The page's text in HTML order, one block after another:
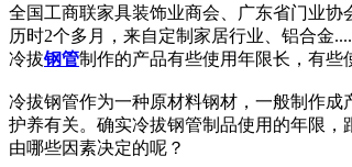
全国工商联家具装饰业商会、广东省门业协
历时2个多月，来自定制家居行业、铝合金
冷拔钢管制作的产品有些使用年限长，有些
冷拔钢管作为一种原材料钢材，一般制作
护养有关。确实冷拔钢管制品使用的年限
由哪些因素决定的呢？